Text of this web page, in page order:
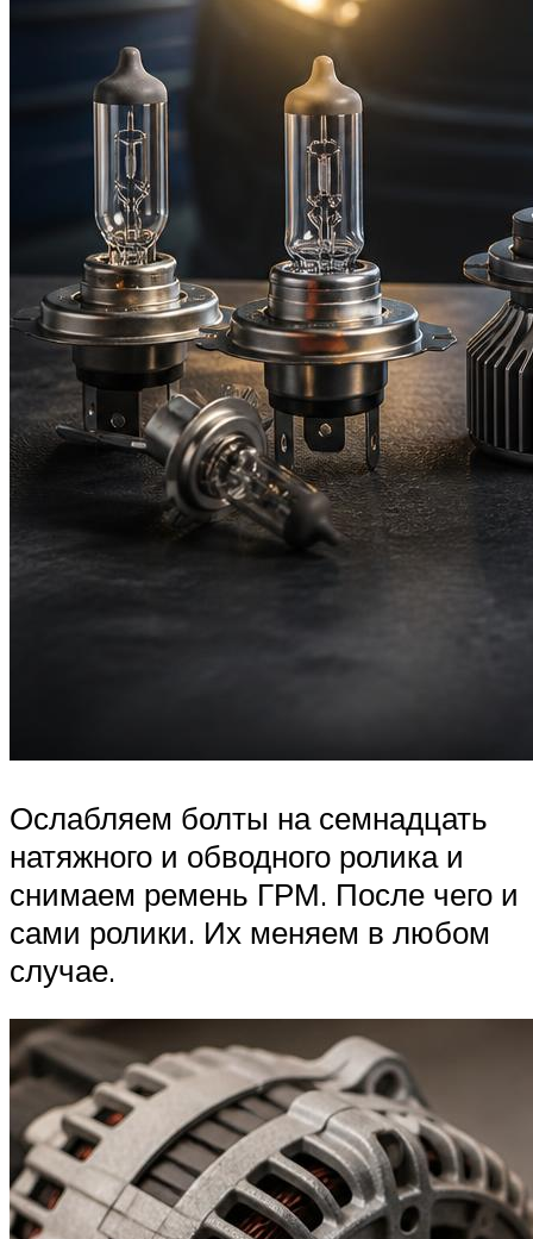
Ослабляем болты на семнадцать
натяжного и обводного ролика и
снимаем ремень ГРМ. После чего и
сами ролики. Их меняем в любом
случае.